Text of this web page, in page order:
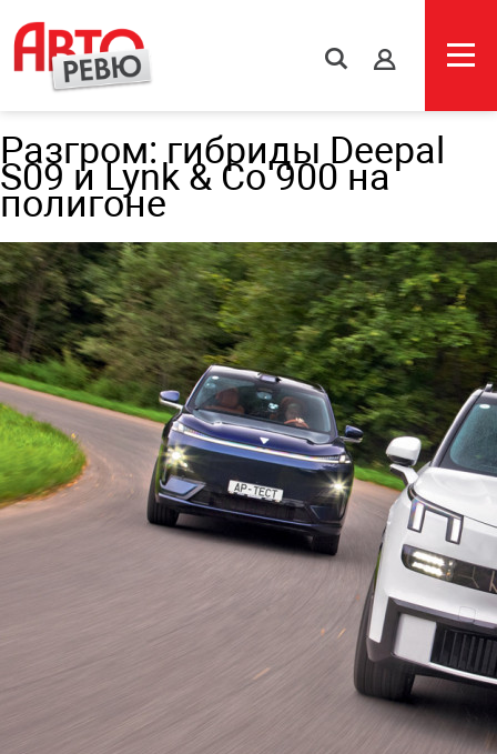
s
Разгром: гибриды Deepal
S09 и Lynk & Co 900 на
полигоне